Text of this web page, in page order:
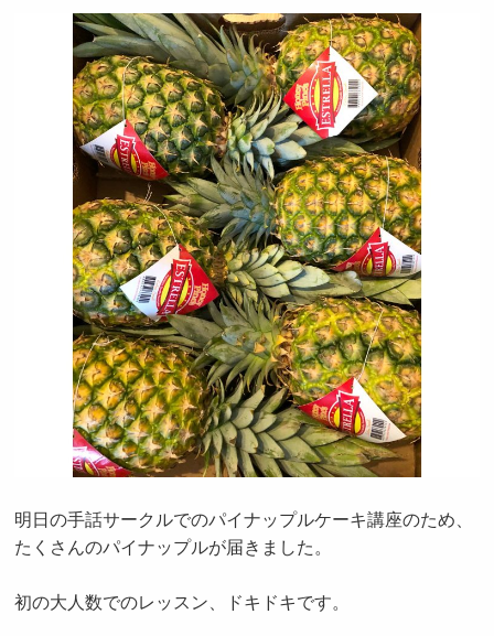
明日の手話サークルでのパイナップルケーキ講座のため、
たくさんのパイナップルが届きました。
初の大人数でのレッスン、ドキドキです。